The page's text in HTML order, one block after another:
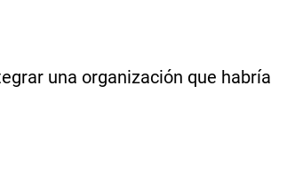
una organización que habría